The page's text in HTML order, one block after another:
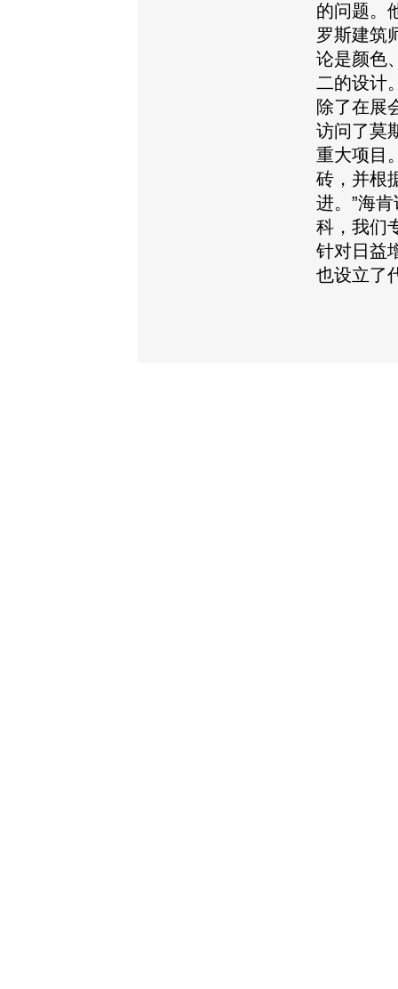
的问题。
罗斯建筑
论是颜色
二的设计
除了在展
访问了莫
重大项目
砖，并根
进。”海
科，我们
针对日益
也设立了